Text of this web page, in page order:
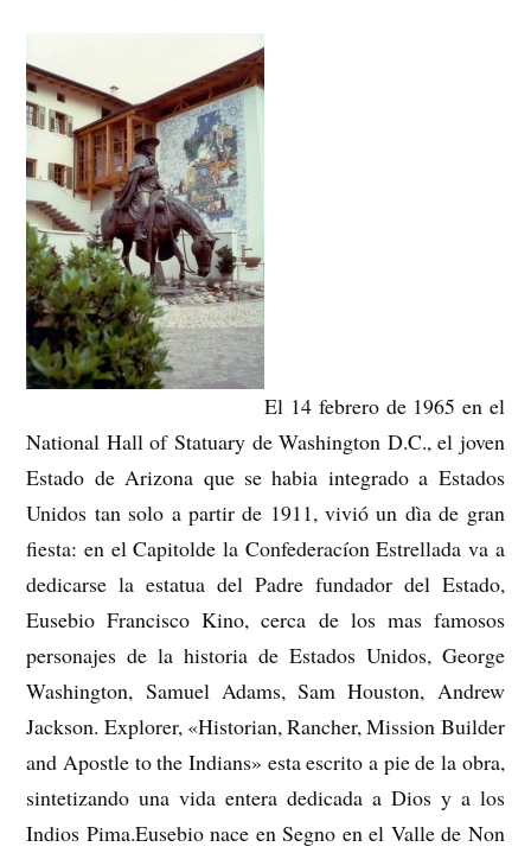
El 14 febrero de 1965 en el
National Hall of Statuary de Washington D.C., el joven
Estado de Arizona que se habia integrado a Estados
Unidos tan solo a partir de 1911, vivió un dìa de gran
fiesta: en el Capitolde la Confederacíon Estrellada va a
dedicarse la estatua del Padre fundador del Estado,
Eusebio Francisco Kino, cerca de los mas famosos
personajes de la historia de Estados Unidos, George
Washington, Samuel Adams, Sam Houston, Andrew
Jackson. Explorer, «Historian, Rancher, Mission Builder
and Apostle to the Indians» esta escrito a pie de la obra,
sintetizando una vida entera dedicada a Dios y a los
Indios Pima.Eusebio nace en Segno en el Valle de Non